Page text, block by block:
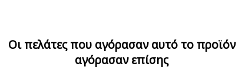
Οι πελάτες που αγόρασαν αυτό το προϊόν
αγόρασαν επίσης